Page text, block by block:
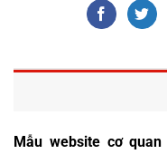
Mẫu website cơ